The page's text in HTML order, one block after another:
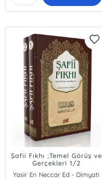
Şafii Fıkhı ;Temel Görüş ve
Gerçekleri 1/2
Yasir En Neccar Ed - Dimyati